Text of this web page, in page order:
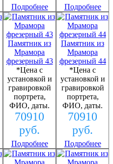
Подробнее Подробнее
Памятник из
Мрамора
фрезерный 43
*Цена с
установкой и
гравировкой
портрета,
ФИО, даты.
70910
руб.
Подробнее
Памятник из
Мрамора
фрезерный 44
*Цена с
установкой и
гравировкой
портрета,
ФИО, даты.
70910
руб.
Подробнее